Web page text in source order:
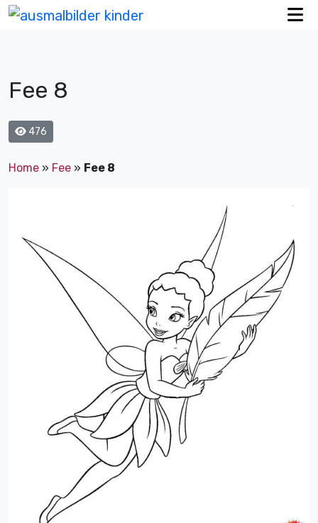
Fee 8
476
Home » Fee » Fee 8